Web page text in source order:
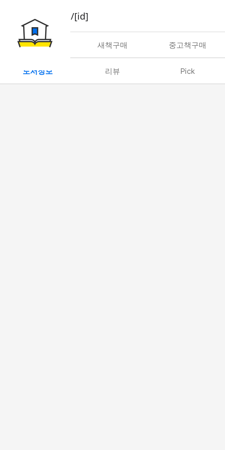
book/rent/[id]
대여 새책구매 중고책구매
도서정보 리뷰 Pick